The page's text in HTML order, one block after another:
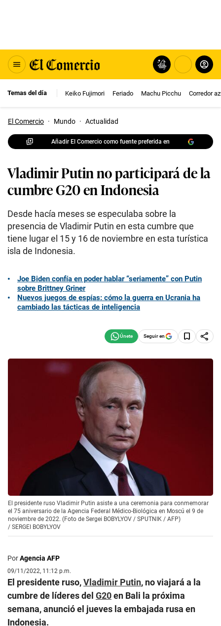
Temas del día Keiko Fujimori Feriado Machu Picchu Corredor
El Comercio · Mundo · Actualidad
Añadir El Comercio como fuente preferida en
Vladimir Putin no participará de la
cumbre G20 en Indonesia
Desde hacía meses se especulaba sobre la
presencia de Vladimir Putin en esta cumbre que
tiene lugar el 15 y 16 de noviembre en esta turística
isla de Indonesia.
Joe Biden confía en poder hablar “seriamente” con Putin
sobre Brittney Griner
Nuevos juegos de espías: cómo la guerra en Ucrania ha
cambiado las tácticas de inteligencia
Seguir en
El presidente ruso Vladimir Putin asiste a una ceremonia para conmemorar
el 75 aniversario de la Agencia Federal Médico-Biológica en Moscú el 9 de
noviembre de 2022. (Foto de Sergei BOBYLYOV / SPUTNIK / AFP)
/ SERGEI BOBYLYOV
PorAgencia AFP
09/11/2022, 11:12 p.m.
El presidente ruso,Vladimir Putin, no viajará a la
cumbre de líderes del G20en Bali la próxima
semana, anunció el jueves la embajada rusa en
Indonesia.